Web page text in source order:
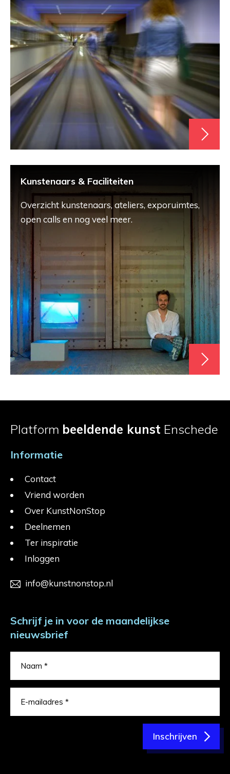
Kunstenaars & Faciliteiten
Overzicht kunstenaars, ateliers, exporuimtes,
open calls en nog veel meer.
Platform beeldende kunst Enschede
Informatie
Contact
Vriend worden
Over KunstNonStop
Deelnemen
Ter inspiratie
Inloggen
info@kunstnonstop.nl
Schrijf je in voor de maandelijkse
nieuwsbrief
Inschrijven